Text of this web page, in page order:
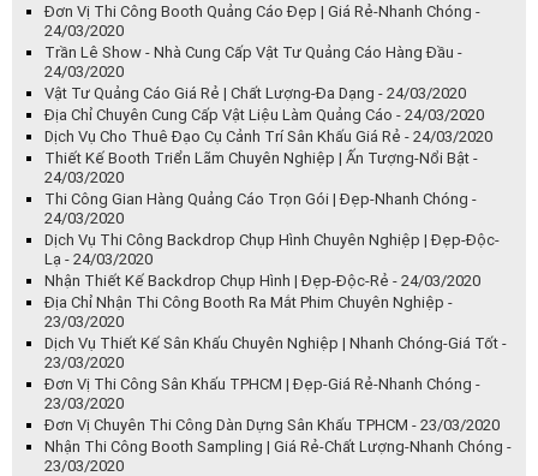
Đơn Vị Thi Công Booth Quảng Cáo Đẹp | Giá Rẻ-Nhanh Chóng -
24/03/2020
Trần Lê Show - Nhà Cung Cấp Vật Tư Quảng Cáo Hàng Đầu -
24/03/2020
Vật Tư Quảng Cáo Giá Rẻ | Chất Lượng-Đa Dạng - 24/03/2020
Địa Chỉ Chuyên Cung Cấp Vật Liệu Làm Quảng Cáo - 24/03/2020
Dịch Vụ Cho Thuê Đạo Cụ Cảnh Trí Sân Khấu Giá Rẻ - 24/03/2020
Thiết Kế Booth Triển Lãm Chuyên Nghiệp | Ấn Tượng-Nổi Bật -
24/03/2020
Thi Công Gian Hàng Quảng Cáo Trọn Gói | Đẹp-Nhanh Chóng -
24/03/2020
Dịch Vụ Thi Công Backdrop Chụp Hình Chuyên Nghiệp | Đẹp-Độc-
Lạ - 24/03/2020
Nhận Thiết Kế Backdrop Chụp Hình | Đẹp-Độc-Rẻ - 24/03/2020
Địa Chỉ Nhận Thi Công Booth Ra Mắt Phim Chuyên Nghiệp -
23/03/2020
Dịch Vụ Thiết Kế Sân Khấu Chuyên Nghiệp | Nhanh Chóng-Giá Tốt -
23/03/2020
Đơn Vị Thi Công Sân Khấu TPHCM | Đẹp-Giá Rẻ-Nhanh Chóng -
23/03/2020
Đơn Vị Chuyên Thi Công Dàn Dựng Sân Khấu TPHCM - 23/03/2020
Nhận Thi Công Booth Sampling | Giá Rẻ-Chất Lượng-Nhanh Chóng -
23/03/2020